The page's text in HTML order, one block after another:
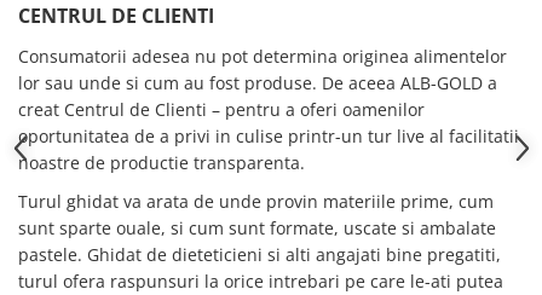
CENTRUL DE CLIENTI
Consumatorii adesea nu pot determina originea alimentelor
lor sau unde si cum au fost produse. De aceea ALB-GOLD a
creat Centrul de Clienti – pentru a oferi oamenilor
oportunitatea de a privi in culise printr-un tur live al facilitatii
noastre de productie transparenta.
Turul ghidat va arata de unde provin materiile prime, cum
sunt sparte ouale, si cum sunt formate, uscate si ambalate
pastele. Ghidat de dieteticieni si alti angajati bine pregatiti,
turul ofera raspunsuri la orice intrebari pe care le-ati putea